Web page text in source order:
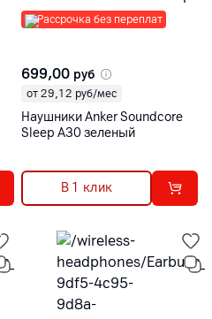
Рассрочка без переплат
699,00 руб
от 29,12 руб/мес
Наушники Anker Soundcore
Sleep A30 зеленый
В 1 клик